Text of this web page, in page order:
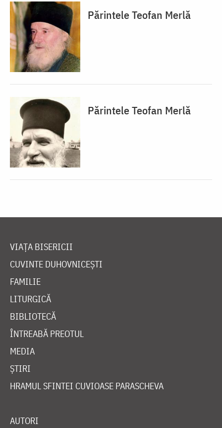
Părintele Teofan Merlă
Părintele Teofan Merlă
VIAȚA BISERICII
CUVINTE DUHOVNICEȘTI
FAMILIE
LITURGICĂ
BIBLIOTECĂ
ÎNTREABĂ PREOTUL
MEDIA
ȘTIRI
HRAMUL SFINTEI CUVIOASE PARASCHEVA
AUTORI